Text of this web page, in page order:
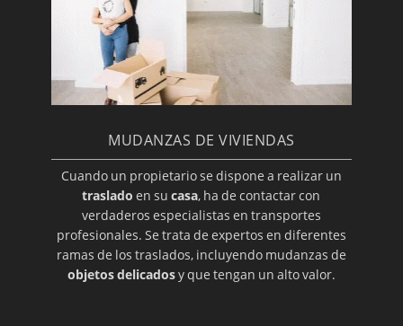
MUDANZAS DE VIVIENDAS
Cuando un propietario se dispone a realizar un
traslado en sucasa, ha de contactar con
verdaderos especialistas en transportes
profesionales. Se trata de expertos en diferentes
ramas de los traslados, incluyendo mudanzas de
objetos delicadosy que tengan un alto valor.